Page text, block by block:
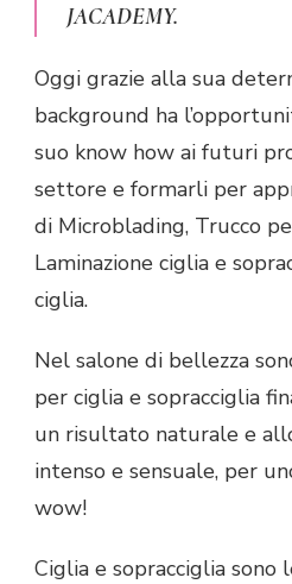
JACADEMY.
Oggi grazie alla sua
background ha
suo know how ai futuri
settore e formarli per
di Microblading, Trucco
Laminazione ciglia e
ciglia.
Nel salone di bellezza
per ciglia e sopracciglia
un risultato naturale e
intenso e sensuale, per
wow!
Ciglia e sopracciglia sono